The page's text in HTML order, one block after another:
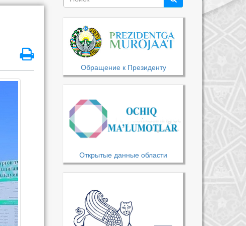
Обращение к Президенту
Открытые данные области